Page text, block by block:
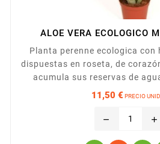
ALOE VERA ECOLOGICO
Planta perenne ecologica con
dispuestas en roseta, de
acumula sus reservas de
preparan gran cantidad
debiendose tener cuidado
11,50 € PRECIO
remove add